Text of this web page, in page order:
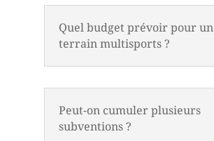
Quel budget prévoir pour un
terrain multisports ?
Peut-on cumuler plusieurs
subventions ?